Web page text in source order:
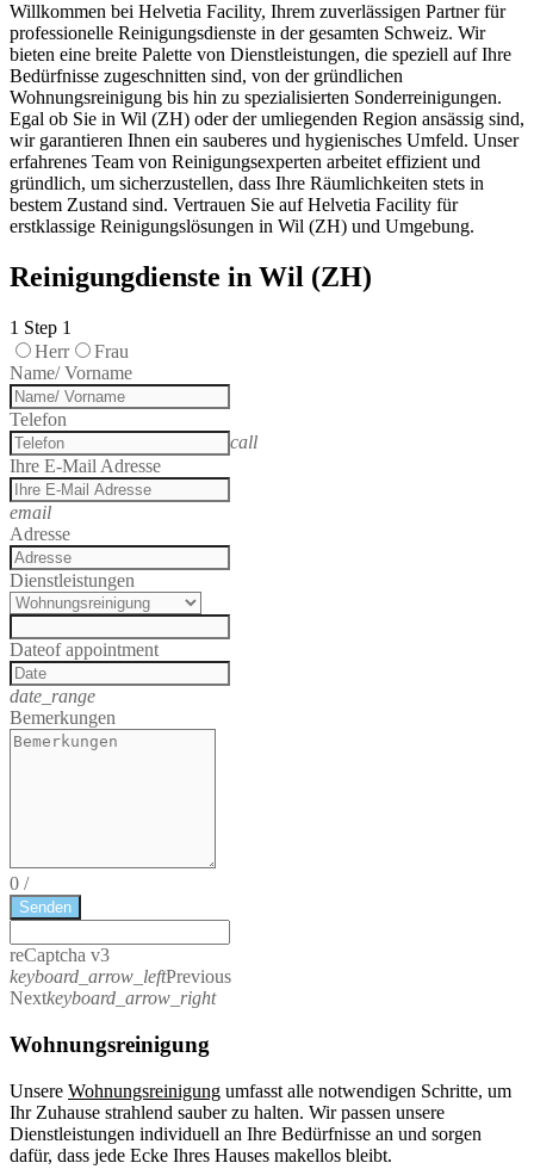
Willkommen bei Helvetia Facility, Ihrem zuverlässigen Partner für
professionelle Reinigungsdienste in der gesamten Schweiz. Wir
bieten eine breite Palette von Dienstleistungen, die speziell auf Ihre
Bedürfnisse zugeschnitten sind, von der gründlichen
Wohnungsreinigung bis hin zu spezialisierten Sonderreinigungen.
Egal ob Sie in Wil (ZH) oder der umliegenden Region ansässig sind,
wir garantieren Ihnen ein sauberes und hygienisches Umfeld. Unser
erfahrenes Team von Reinigungsexperten arbeitet effizient und
gründlich, um sicherzustellen, dass Ihre Räumlichkeiten stets in
bestem Zustand sind. Vertrauen Sie auf Helvetia Facility für
erstklassige Reinigungslösungen in Wil (ZH) und Umgebung.
Reinigungdienste in Wil (ZH)
1 Step 1
Herr
Frau
Name/ Vorname
Telefon
call
Ihre E-Mail Adresse
email
Adresse
Dienstleistungen
Dateof appointment
date_range
Bemerkungen
0 /
Senden
reCaptcha v3
keyboard_arrow_leftPrevious
Nextkeyboard_arrow_right
Wohnungsreinigung
Unsere Wohnungsreinigung umfasst alle notwendigen Schritte, um
Ihr Zuhause strahlend sauber zu halten. Wir passen unsere
Dienstleistungen individuell an Ihre Bedürfnisse an und sorgen
dafür, dass jede Ecke Ihres Hauses makellos bleibt.